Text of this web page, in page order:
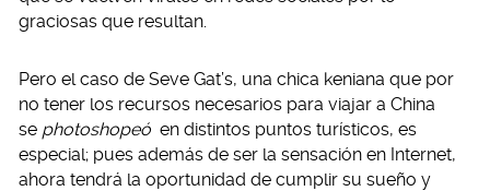
graciosas que resultan.
Pero el caso de Seve Gat’s, una chica keniana que por
no tener los recursos necesarios para viajar a China
se photoshopeó en distintos puntos turísticos, es
especial; pues además de ser la sensación en Internet,
ahora tendrá la oportunidad de cumplir su sueño y